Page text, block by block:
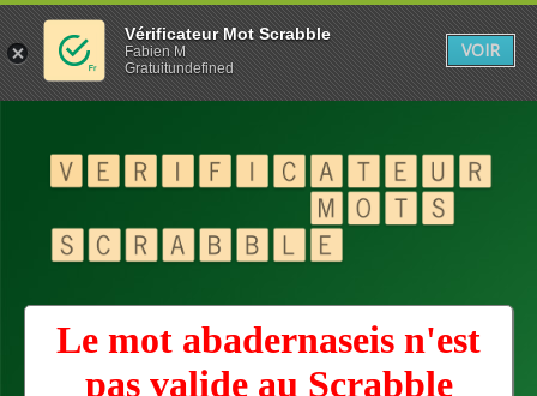
Le mot abadernaseis n'est
pas valide au Scrabble
Vérificateur Mot Scrabble
Fabien M
Gratuitundefined
VOIR